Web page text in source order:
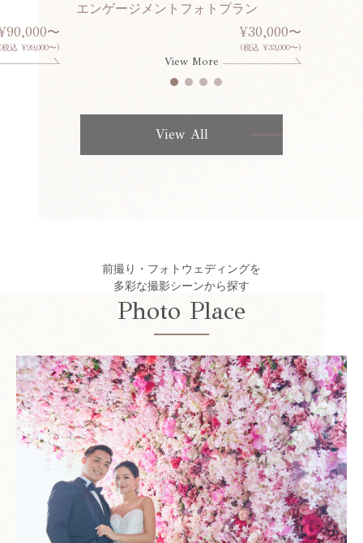
〜
(税込 ¥99,000〜)
エンゲージメントフォトプラン
¥30,000〜
(税込 ¥33,000〜)
View More
View All
前撮り・フォトウェディングを
多彩な撮影シーンから探す
Photo Place